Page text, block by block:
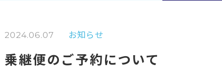
2024.06.07 お知らせ
乗継便のご予約について